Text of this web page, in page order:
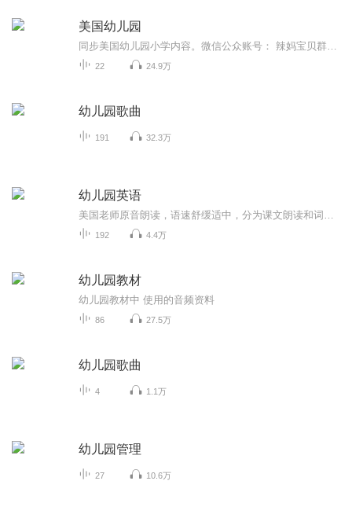
美国幼儿园
22 24.9万
幼儿园歌曲
191 32.3万
幼儿园英语
192 4.4万
幼儿园教材
幼儿园教材中 使用的音频资料
86 27.5万
幼儿园歌曲
4 1.1万
幼儿园管理
27 10.6万